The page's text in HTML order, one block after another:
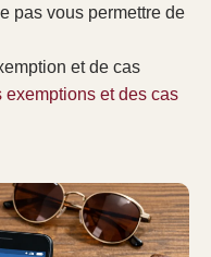
pas vous permettre de
et de cas
exemptions et des cas